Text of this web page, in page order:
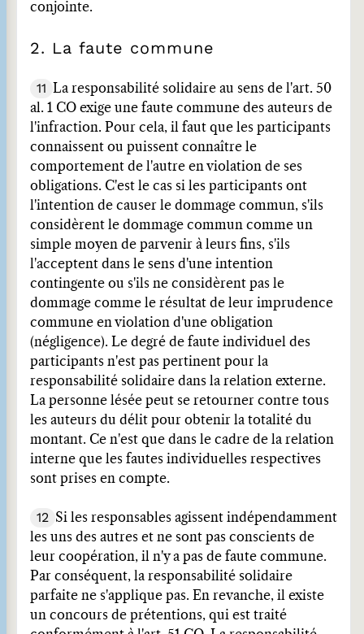
conjointe.
2. La faute commune
11
La responsabilité solidaire au sens de l'art. 50
al. 1 CO exige une faute commune des auteurs de
l'infraction. Pour cela, il faut que les participants
connaissent ou puissent connaître le
comportement de l'autre en violation de ses
obligations. C'est le cas si les participants ont
l'intention de causer le dommage commun, s'ils
considèrent le dommage commun comme un
simple moyen de parvenir à leurs fins, s'ils
l'acceptent dans le sens d'une intention
contingente ou s'ils ne considèrent pas le
dommage comme le résultat de leur imprudence
commune en violation d'une obligation
(négligence). Le degré de faute individuel des
participants n'est pas pertinent pour la
responsabilité solidaire dans la relation externe.
La personne lésée peut se retourner contre tous
les auteurs du délit pour obtenir la totalité du
montant. Ce n'est que dans le cadre de la relation
interne que les fautes individuelles respectives
sont prises en compte.
12 Si les responsables agissent indépendamment
les uns des autres et ne sont pas conscients de
leur coopération, il n'y a pas de faute commune.
Par conséquent, la responsabilité solidaire
parfaite ne s'applique pas. En revanche, il existe
un concours de prétentions, qui est traité